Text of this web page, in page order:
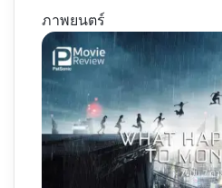
ภาพยนตร์